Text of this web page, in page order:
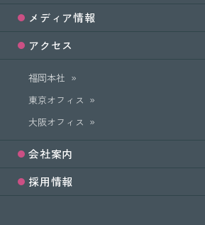
メディア情報
アクセス
福岡本社
東京オフィス
大阪オフィス
会社案内
採用情報